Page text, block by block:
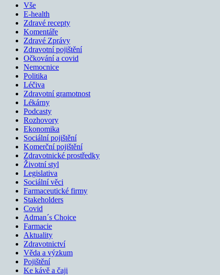
Vše
E-health
Zdravé recepty
Komentáře
Zdravé Zprávy
Zdravotní pojištění
Očkování a covid
Nemocnice
Politika
Léčiva
Zdravotní gramotnost
Lékárny
Podcasty
Rozhovory
Ekonomika
Sociální pojištění
Komerční pojištění
Zdravotnické prostředky
Životní styl
Legislativa
Sociální věci
Farmaceutické firmy
Stakeholders
Covid
Adman´s Choice
Farmacie
Aktuality
Zdravotnictví
Věda a výzkum
Pojištění
Ke kávě a čaji